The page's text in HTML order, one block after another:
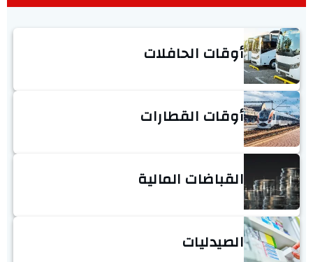
أوقات الحافلات
أوقات القطارات
القباضات المالية
الصيدليات